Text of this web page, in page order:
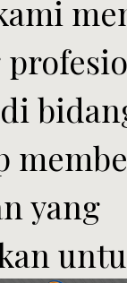
yang